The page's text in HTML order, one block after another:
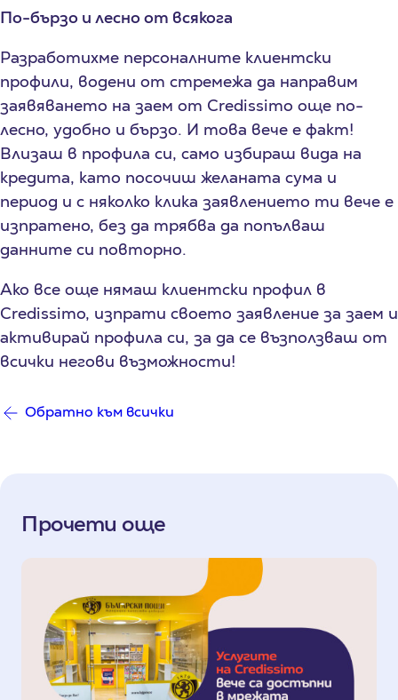
По-бързо и лесно от всякога
Разработихме персоналните клиентски
профили, водени от стремежа да направим
заявяването на заем от Credissimo още по-
лесно, удобно и бързо. И това вече е факт!
Влизаш в профила си, само избираш вида на
кредита, като посочиш желаната сума и
период и с няколко клика заявлението ти вече е
изпратено, без да трябва да попълваш
данните си повторно.
Ако все още нямаш клиентски профил в
Credissimo, изпрати своето заявление за заем и
активирай профила си, за да се възползваш от
всички негови възможности!
Обратно към всички
Прочети още